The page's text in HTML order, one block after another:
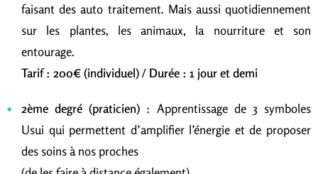
faisant des auto traitement. Mais aussi quotidiennement
sur les plantes, les animaux, la nourriture et son
entourage.
Tarif : 200€ (individuel) / Durée : 1 jour et demi
2ème degré (praticien) : Apprentissage de 3 symboles
Usui qui permettent d’amplifier l’énergie et de proposer
des soins à nos proches